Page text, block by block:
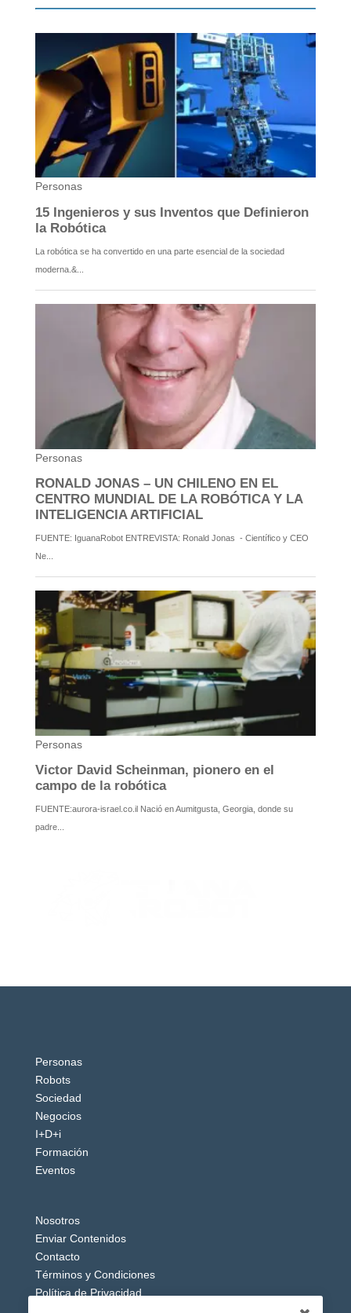
Personas
Robots
Sociedad
Negocios
I+D+i
Formación
Eventos
Nosotros
Enviar Contenidos
Contacto
Términos y Condiciones
Política de Privacidad